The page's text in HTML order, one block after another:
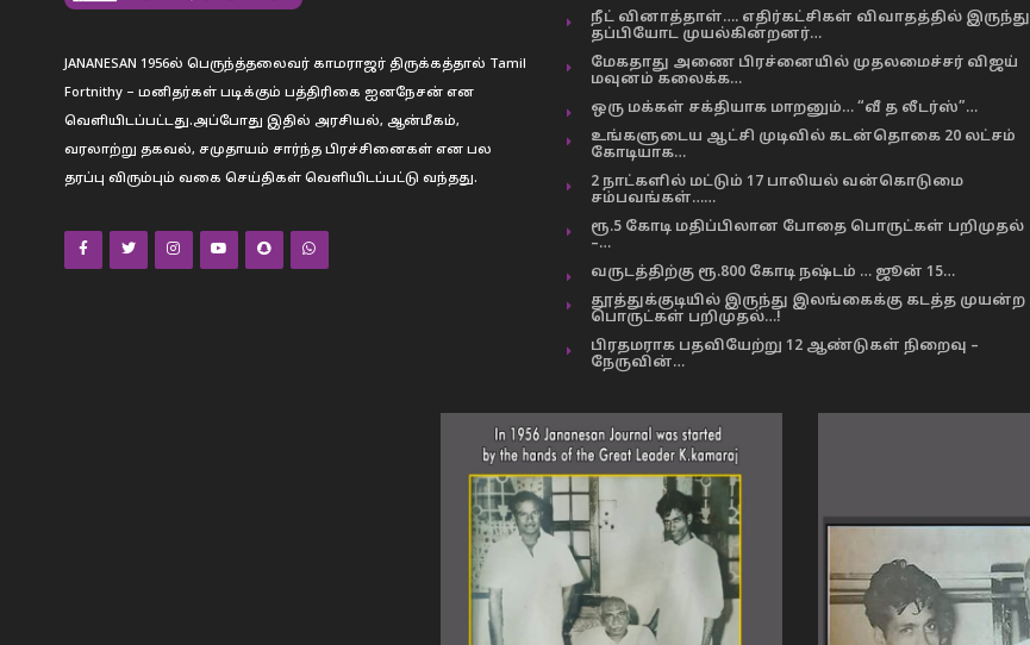
JANANESAN 1956ல் பெருந்த்தலைவர் காமராஜர் திருக்கத்தால் Tamil
Fortnithy – மனிதர்கள் படிக்கும் பத்திரிகை ஐனநேசன் என
வெளியிடப்பட்டது.அப்போது இதில் அரசியல், ஆன்மீகம்,
வரலாற்று தகவல், சமுதாயம் சார்ந்த பிரச்சினைகள் என பல
தரப்பு விரும்பும் வகை செய்திகள் வெளியிடப்பட்டு வந்தது.
நீட் வினாத்தாள்…. எதிர்கட்சிகள் விவாதத்தில் இருந்து
தப்பியோட முயல்கின்றனர்…
மேகதாது அணை பிரச்னையில் முதலமைச்சர் விஜய்
மவுனம் கலைக்க…
ஒரு மக்கள் சக்தியாக மாறனும்… “வீ த லீடர்ஸ்”…
உங்களுடைய ஆட்சி முடிவில் கடன்தொகை 20 லட்சம்
கோடியாக…
2 நாட்களில் மட்டும் 17 பாலியல் வன்கொடுமை
சம்பவங்கள்……
ரூ.5 கோடி மதிப்பிலான போதை பொருட்கள் பறிமுதல்
–…
வருடத்திற்கு ரூ.800 கோடி நஷ்டம் … ஜூன் 15…
தூத்துக்குடியில் இருந்து இலங்கைக்கு கடத்த முயன்ற
பொருட்கள் பறிமுதல்…!
பிரதமராக பதவியேற்று 12 ஆண்டுகள் நிறைவு –
நேருவின்…